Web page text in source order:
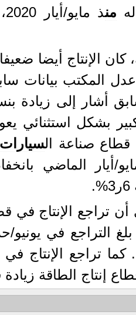
من
كان الإنتاج أيضا
عدل المكتب بيانات
بشكل استثنائي
صناعة السيارات
أيار الماضي
تراجع الإنتاج في
إنتاج الطاقة